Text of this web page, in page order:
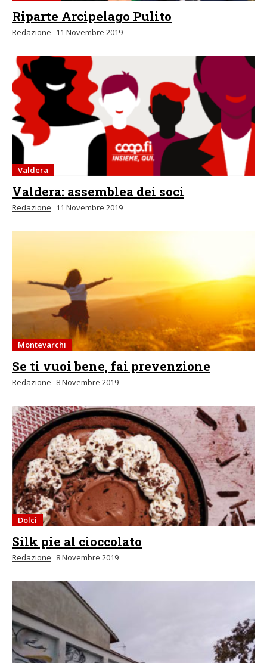
Riparte Arcipelago Pulito
Redazione 11 Novembre 2019
Valdera
Valdera: assemblea dei soci
Redazione 11 Novembre 2019
Montevarchi
Se ti vuoi bene, fai prevenzione
Redazione 8 Novembre 2019
Dolci
Silk pie al cioccolato
Redazione 8 Novembre 2019